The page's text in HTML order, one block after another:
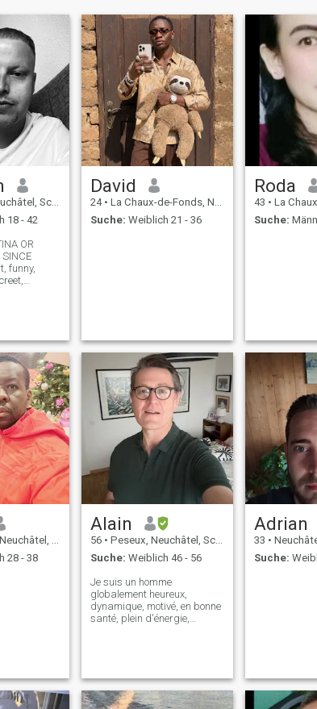
Schweiz
18 - 42
OR
to
or getti
David
24 • La Chaux-de-Fonds, Neuchâtel, Schweiz
Suche: Weiblich 21 - 36
Roda
43 • La Chaux-de-
Suche:
Schweiz
28 - 38
Alain
56 • Peseux, Neuchâtel, Schweiz
Suche: Weiblich 46 - 56
Je suis un homme
globalement heureux,
dynamique, motivé, en bonne
santé, plein d'énergie,
de vie est de faire de mon
mieux avec ce que je s
Adrian
33 • Neuchâtel,
Suche: